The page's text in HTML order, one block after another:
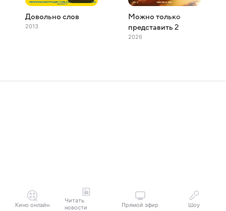
Довольно слов
2013
Можно только
представить 2
2026
Кино онлайн
Читать
новости
Прямой эфир Шоу